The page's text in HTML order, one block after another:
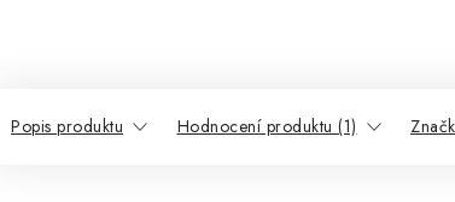
Popis produktu Hodnocení produktu (1)